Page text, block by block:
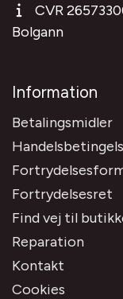
CVR
Bolgann
Information
Betalingsmidler
Fortrydelsesret
Find vej til
Reparation
Kontakt
Cookies